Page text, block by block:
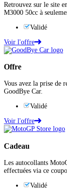
Retrouvez sur le site
M3000 50cc à
Validé
Voir l'offre
Offre
Vous avez la prise de
GoodBye Car.
Validé
Voir l'offre
Cadeau
Les autocollants
effectuées via ce
Validé